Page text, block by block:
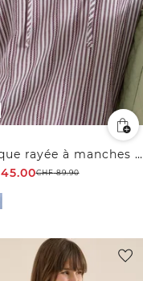
Tunique rayée à manches 3/4
45.00CHF89.90